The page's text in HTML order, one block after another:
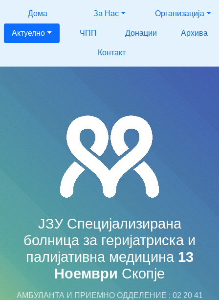
Дома За Нас Организација
Актуелно ЧПП Донации Архива
Контакт
ЈЗУ Специјализирана
болница за геријатриска и
палијативна медицина 13
Ноември Скопје
АМБУЛАНТА И ПРИЕМНО ОДДЕЛЕНИЕ : 02 20 41